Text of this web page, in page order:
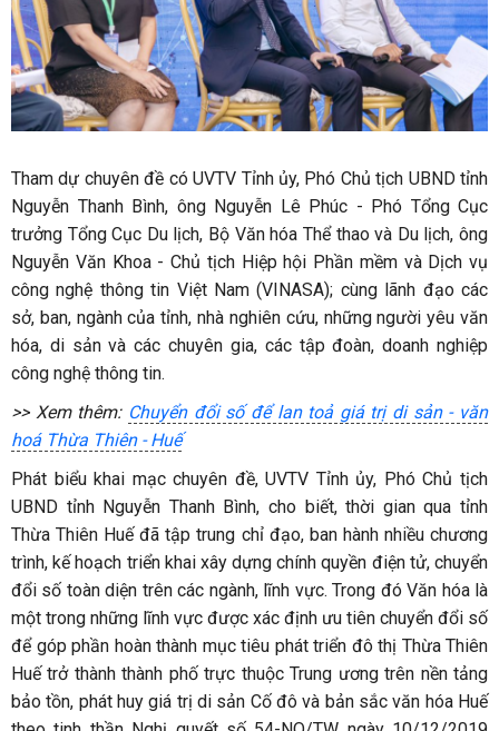
Tham dự chuyên đề có UVTV Tỉnh ủy, Phó Chủ tịch UBND tỉnh
Nguyễn Thanh Bình, ông Nguyễn Lê Phúc - Phó Tổng Cục
trưởng Tổng Cục Du lịch, Bộ Văn hóa Thể thao và Du lịch, ông
Nguyễn Văn Khoa - Chủ tịch Hiệp hội Phần mềm và Dịch vụ
công nghệ thông tin Việt Nam (VINASA); cùng lãnh đạo các
sở, ban, ngành của tỉnh, nhà nghiên cứu, những người yêu văn
hóa, di sản và các chuyên gia, các tập đoàn, doanh nghiệp
công nghệ thông tin.
>> Xem thêm: Chuyển đổi số để lan toả giá trị di sản - văn
hoá Thừa Thiên - Huế
Phát biểu khai mạc chuyên đề, UVTV Tỉnh ủy, Phó Chủ tịch
UBND tỉnh Nguyễn Thanh Bình, cho biết, thời gian qua tỉnh
Thừa Thiên Huế đã tập trung chỉ đạo, ban hành nhiều chương
trình, kế hoạch triển khai xây dựng chính quyền điện tử, chuyển
đổi số toàn diện trên các ngành, lĩnh vực. Trong đó Văn hóa là
một trong những lĩnh vực được xác định ưu tiên chuyển đổi số
để góp phần hoàn thành mục tiêu phát triển đô thị Thừa Thiên
Huế trở thành thành phố trực thuộc Trung ương trên nền tảng
bảo tồn, phát huy giá trị di sản Cố đô và bản sắc văn hóa Huế